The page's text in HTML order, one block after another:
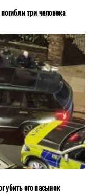
три человека
убить его пасынок